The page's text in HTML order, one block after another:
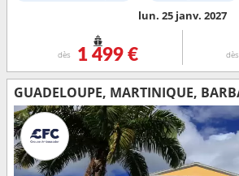
lun. 25 janv. 2027
dès 1 499 € dès